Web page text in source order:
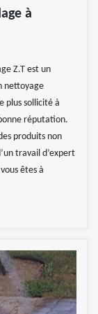
à
Z.T est un
nettoyage
plus sollicité à
réputation.
produits non
travail d’expert
êtes à